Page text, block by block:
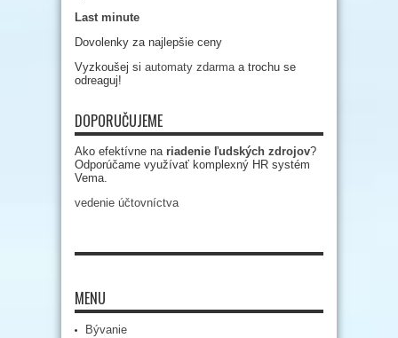
Last minute
Dovolenky za najlepšie ceny
Vyzkoušej si automaty zdarmaa trochu se
odreaguj!
DOPORUČUJEME
Ako efektívne na riadenie ľudských zdrojov?
Odporúčame využívať komplexný HR systém
Vema.
vedenie účtovníctva
MENU
Bývanie